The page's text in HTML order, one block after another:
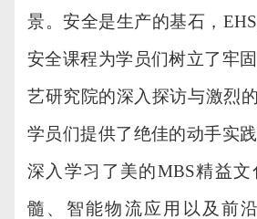
景。安全是生产的基石，
安全课程为学员们树立了牢
艺研究院的深入探访与激烈
学员们提供了绝佳的动手实
深入学习了美的MBS精益
髓、智能物流应用以及前